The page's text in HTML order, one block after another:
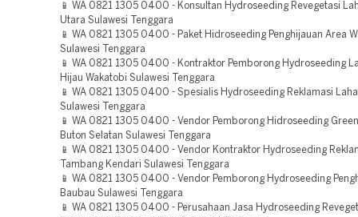
📱 WA 0821 1305 0400 - Konsultan Hydroseeding Revegetasi
Utara Sulawesi Tenggara
📱 WA 0821 1305 0400 - Paket Hidroseeding Penghijauan Area
Sulawesi Tenggara
📱 WA 0821 1305 0400 - Kontraktor Pemborong Hydroseeding
Hijau Wakatobi Sulawesi Tenggara
📱 WA 0821 1305 0400 - Spesialis Hydroseeding Reklamasi
Sulawesi Tenggara
📱 WA 0821 1305 0400 - Vendor Pemborong Hidroseeding
Buton Selatan Sulawesi Tenggara
📱 WA 0821 1305 0400 - Vendor Kontraktor Hydroseeding
Tambang Kendari Sulawesi Tenggara
📱 WA 0821 1305 0400 - Vendor Pemborong Hydroseeding
Baubau Sulawesi Tenggara
📱 WA 0821 1305 0400 - Perusahaan Jasa Hydroseeding